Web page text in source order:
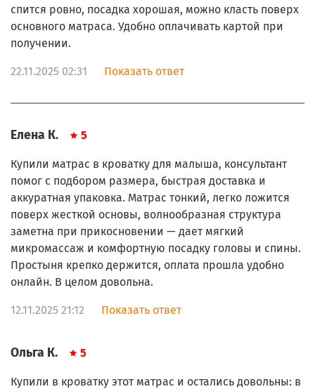
спится ровно, посадка хорошая, можно класть поверх
основного матраса. Удобно оплачивать картой при
получении.
22.11.2025 02:31 Показать ответ
Елена К. 5
Купили матрас в кроватку для малыша, консультант
помог с подбором размера, быстрая доставка и
аккуратная упаковка. Матрас тонкий, легко ложится
поверх жесткой основы, волнообразная структура
заметна при прикосновении — дает мягкий
микромассаж и комфортную посадку головы и спины.
Простыня крепко держится, оплата прошла удобно
онлайн. В целом довольна.
12.11.2025 21:12 Показать ответ
Ольга К. 5
Купили в кроватку этот матрас и остались довольны: в